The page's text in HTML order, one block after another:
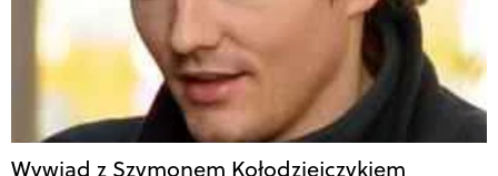
Wywiad z Szymonem Kołodziejczykiem